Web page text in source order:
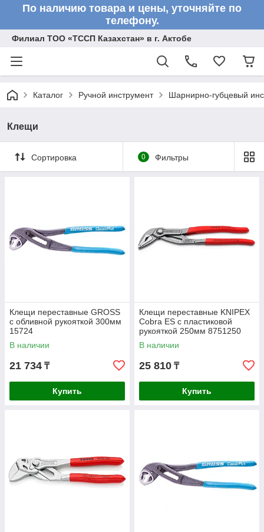
По наличию товара и цены, уточняйте по
телефону.
Филиал ТОО «ТССП Казахстан» в г. Актобе
Каталог Ручной инструмент Шарнирно-губцевый
Клещи
Сортировка 0 Фильтры
Клещи переставные GROSS
с обливной рукояткой 300мм
15724
В наличии
21 734 ₸
Купить
Клещи переставные KNIPEX
Cobra ES с пластиковой
рукояткой 250мм 8751250
В наличии
25 810 ₸
Купить